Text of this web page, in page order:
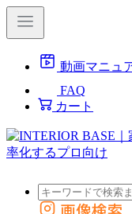
動画マニュ
FAQ
カート